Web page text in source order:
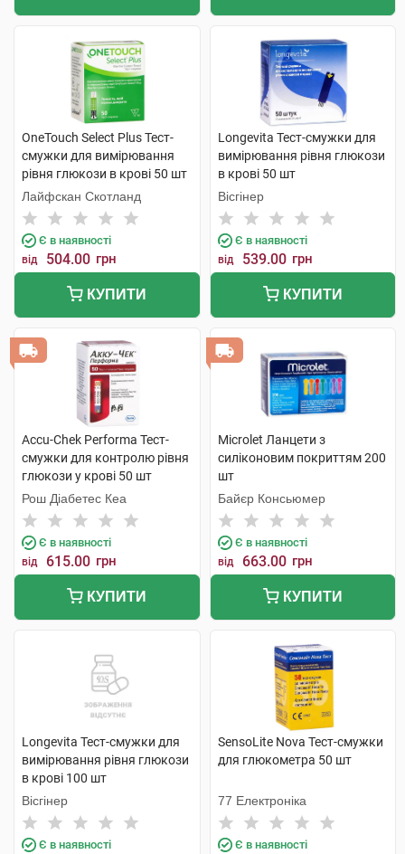
OneTouch Select Plus Тест-
смужки для вимірювання
рівня глюкози в крові 50 шт
Лайфскан Скотланд
Є в наявності
від 504.00 грн
КУПИТИ
Longevita Тест-смужки для
вимірювання рівня глюкози
в крові 50 шт
Вісгінер
Є в наявності
від 539.00 грн
КУПИТИ
Accu-Chek Performa Тест-
смужки для контролю рівня
глюкози у крові 50 шт
Рош Діабетес Кеа
Є в наявності
від 615.00 грн
КУПИТИ
Microlet Ланцети з
силіконовим покриттям 200
шт
Байєр Консьюмер
Є в наявності
від 663.00 грн
КУПИТИ
Longevita Тест-смужки для
вимірювання рівня глюкози
в крові 100 шт
Вісгінер
Є в наявності
SensoLite Nova Тест-смужки
для глюкометра 50 шт
77 Електроніка
Є в наявності